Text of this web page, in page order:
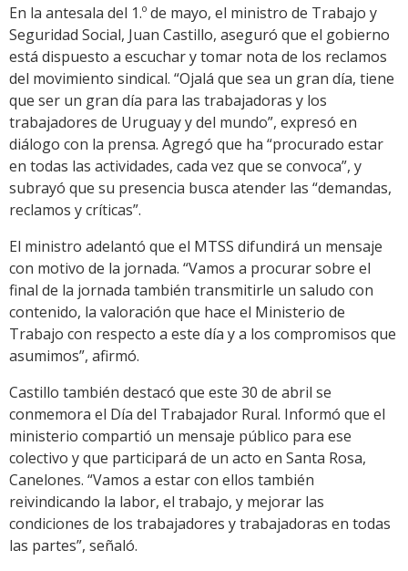
Link
En la antesala del 1.º de mayo, el ministro de Trabajo y
Seguridad Social, Juan Castillo, aseguró que el gobierno
está dispuesto a escuchar y tomar nota de los reclamos
del movimiento sindical. “Ojalá que sea un gran día, tiene
que ser un gran día para las trabajadoras y los
trabajadores de Uruguay y del mundo”, expresó en
diálogo con la prensa. Agregó que ha “procurado estar
en todas las actividades, cada vez que se convoca”, y
subrayó que su presencia busca atender las “demandas,
reclamos y críticas”.
El ministro adelantó que el MTSS difundirá un mensaje
con motivo de la jornada. “Vamos a procurar sobre el
final de la jornada también transmitirle un saludo con
contenido, la valoración que hace el Ministerio de
Trabajo con respecto a este día y a los compromisos que
asumimos”, afirmó.
Castillo también destacó que este 30 de abril se
conmemora el Día del Trabajador Rural. Informó que el
ministerio compartió un mensaje público para ese
colectivo y que participará de un acto en Santa Rosa,
Canelones. “Vamos a estar con ellos también
reivindicando la labor, el trabajo, y mejorar las
condiciones de los trabajadores y trabajadoras en todas
las partes”, señaló.